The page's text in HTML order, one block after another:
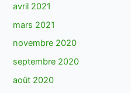
avril 2021
mars 2021
novembre 2020
septembre 2020
août 2020